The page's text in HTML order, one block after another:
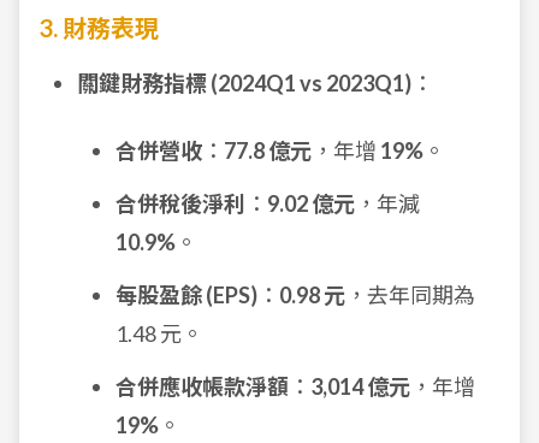
3. 財務表現
關鍵財務指標 (2024Q1 vs 2023Q1) ：
合併營收 ： 77.8 億元 ，年增 19% 。
合併稅後淨利
： 9.02 億元 ，年減
10.9% 。
每股盈餘 (EPS) ： 0.98 元 ，去年同期為
1.48 元。
合併應收帳款淨額 ： 3,014 億元 ，年增
19% 。